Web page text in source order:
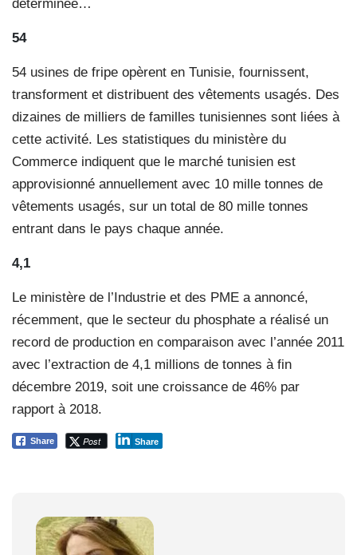
déterminée…
54
54 usines de fripe opèrent en Tunisie, fournissent,
transforment et distribuent des vêtements usagés. Des
dizaines de milliers de familles tunisiennes sont liées à
cette activité. Les statistiques du ministère du
Commerce indiquent que le marché tunisien est
approvisionné annuellement avec 10 mille tonnes de
vêtements usagés, sur un total de 80 mille tonnes
entrant dans le pays chaque année.
4,1
Le ministère de l’Industrie et des PME a annoncé,
récemment, que le secteur du phosphate a réalisé un
record de production en comparaison avec l’année 2011
avec l’extraction de 4,1 millions de tonnes à fin
décembre 2019, soit une croissance de 46% par
rapport à 2018.
Share Post Share